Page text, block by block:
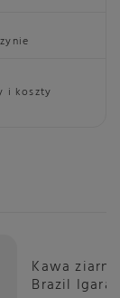
i koszty
Kawa
Brazil